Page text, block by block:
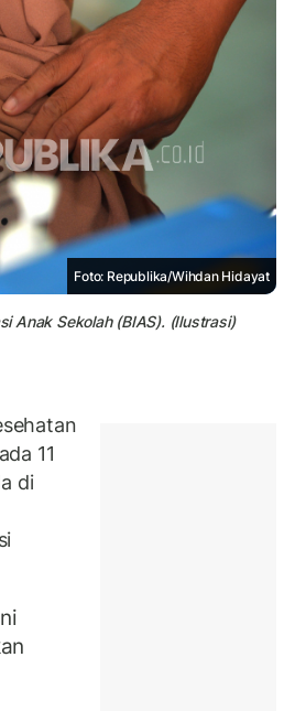
Foto: Republika/Wihdan Hidayat
Anak Sekolah (BIAS). (Ilustrasi)
11
di